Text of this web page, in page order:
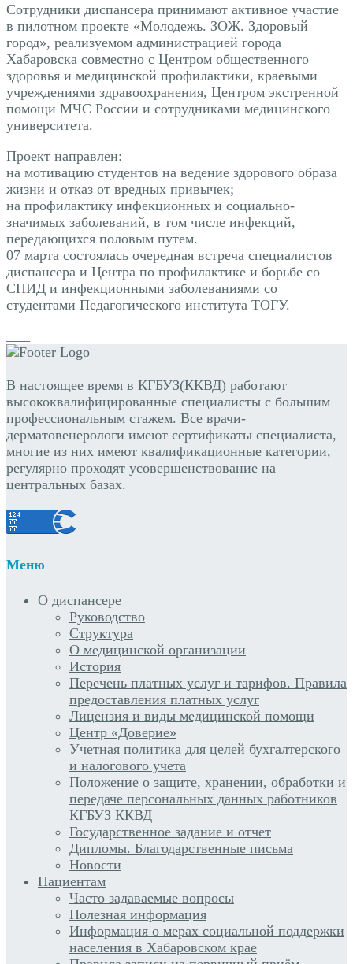
Сотрудники диспансера принимают активное участие
в пилотном проекте «Молодежь. ЗОЖ. Здоровый
город», реализуемом администрацией города
Хабаровска совместно с Центром общественного
здоровья и медицинской профилактики, краевыми
учреждениями здравоохранения, Центром экстренной
помощи МЧС России и сотрудниками медицинского
университета.
Проект направлен:
на мотивацию студентов на ведение здорового образа
жизни и отказ от вредных привычек;
на профилактику инфекционных и социально-
значимых заболеваний, в том числе инфекций,
передающихся половым путем.
07 марта состоялась очередная встреча специалистов
диспансера и Центра по профилактике и борьбе со
СПИД и инфекционными заболеваниями со
студентами Педагогического института ТОГУ.
В настоящее время в КГБУЗ(ККВД) работают
высококвалифицированные специалисты с большим
профессиональным стажем. Все врачи-
дерматовенерологи имеют сертификаты специалиста,
многие из них имеют квалификационные категории,
регулярно проходят усовершенствование на
центральных базах.
Меню
О диспансере
Руководство
Структура
О медицинской организации
История
Перечень платных услуг и тарифов. Правила
предоставления платных услуг
Лицензия и виды медицинской помощи
Центр «Доверие»
Учетная политика для целей бухгалтерского
и налогового учета
Положение о защите, хранении, обработки и
передаче персональных данных работников
КГБУЗ ККВД
Государственное задание и отчет
Дипломы. Благодарственные письма
Новости
Пациентам
Часто задаваемые вопросы
Полезная информация
Информация о мерах социальной поддержки
населения в Хабаровском крае